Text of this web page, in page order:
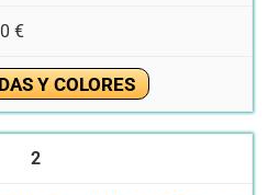
€
Y COLORES
2